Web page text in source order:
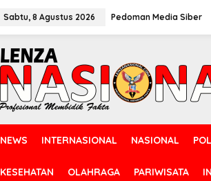
Sabtu, 8 Agustus 2026 Pedoman Media Siber
NEWS INTERNASIONAL NASIONAL
KESEHATAN OLAHRAGA PARIWISATA